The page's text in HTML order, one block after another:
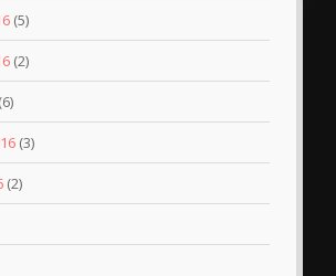
(5)
(2)
(6)
(3)
(2)